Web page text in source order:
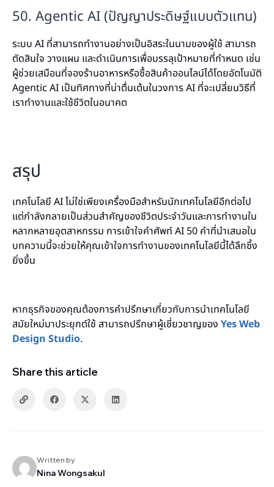
50. Agentic AI (ปัญญาประดิษฐ์แบบตัวแทน)
ระบบ AI ที่สามารถทำงานอย่างเป็นอิสระในนามของผู้ใช้ สามารถ
ตัดสินใจ วางแผน และดำเนินการเพื่อบรรลุเป้าหมายที่กำหนด เช่น
ผู้ช่วยเสมือนที่จองร้านอาหารหรือซื้อสินค้าออนไลน์ได้โดยอัตโนมัติ
Agentic AI เป็นทิศทางที่น่าตื่นเต้นในวงการ AI ที่จะเปลี่ยนวิธีที่
เราทำงานและใช้ชีวิตในอนาคต
สรุป
เทคโนโลยี AI ไม่ใช่เพียงเครื่องมือสำหรับนักเทคโนโลยีอีกต่อไป
แต่กำลังกลายเป็นส่วนสำคัญของชีวิตประจำวันและการทำงานใน
หลากหลายอุตสาหกรรม การเข้าใจคำศัพท์ AI 50 คำที่นำเสนอใน
บทความนี้จะช่วยให้คุณเข้าใจการทำงานของเทคโนโลยีนี้ได้ลึกซึ้ง
ยิ่งขึ้น
หากธุรกิจของคุณต้องการคำปรึกษาเกี่ยวกับการนำเทคโนโลยี
สมัยใหม่มาประยุกต์ใช้ สามารถปรึกษาผู้เชี่ยวชาญของ Yes Web
Design Studio.
Share this article
Written by
Nina Wongsakul